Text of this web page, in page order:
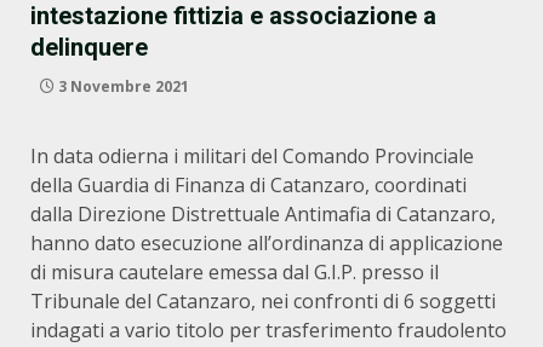
intestazione fittizia e associazione a
delinquere
3 Novembre 2021
In data odierna i militari del Comando Provinciale
della Guardia di Finanza di Catanzaro, coordinati
dalla Direzione Distrettuale Antimafia di Catanzaro,
hanno dato esecuzione all’ordinanza di applicazione
di misura cautelare emessa dal G.I.P. presso il
Tribunale del Catanzaro, nei confronti di 6 soggetti
indagati a vario titolo per trasferimento fraudolento